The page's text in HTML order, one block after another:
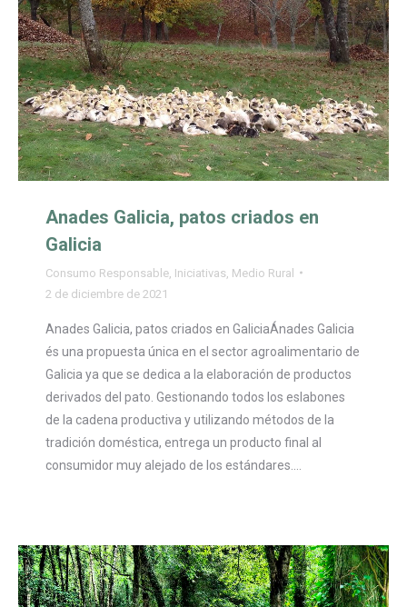
Anades Galicia, patos criados en
Galicia
Consumo Responsable Iniciativas Medio Rural
2 de diciembre de 2021
Anades Galicia, patos criados en GaliciaÁnades Galicia
és una propuesta única en el sector agroalimentario de
Galicia ya que se dedica a la elaboración de productos
derivados del pato. Gestionando todos los eslabones
de la cadena productiva y utilizando métodos de la
tradición doméstica, entrega un producto final al
consumidor muy alejado de los estándares.…